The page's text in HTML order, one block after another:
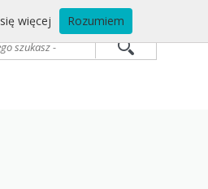
więcej Rozumiem